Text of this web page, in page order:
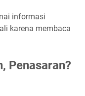
informasi
karena membaca
Penasaran?